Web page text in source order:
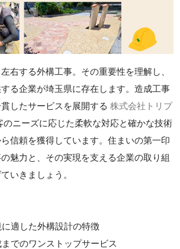
右する外構工事。その重要性を理解し、
る企業が埼玉県に存在します。造成工事
したサービスを展開する株式会社トリプ
のニーズに応じた柔軟な対応と確かな技術
信頼を獲得しています。住まいの第一印
魅力と、その実現を支える企業の取り組
いきましょう。
適した外構設計の特徴
でのワンストップサービス